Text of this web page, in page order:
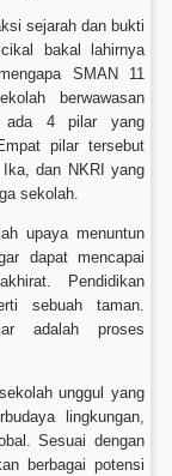
sejarah dan bukti
bakal lahirnya
SMAN 11
berwawasan
ada 4 pilar yang
pilar tersebut
dan NKRI yang
sekolah.
upaya menuntun
dapat mencapai
Pendidikan
sebuah taman.
adalah proses
unggul yang
lingkungan,
Sesuai dengan
berbagai potensi